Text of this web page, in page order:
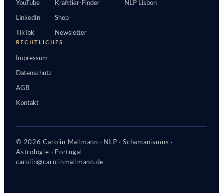
YouTube
LinkedIn
TikTok
Krafttier-Finder
Shop
Newsletter
NLP Lisbon
RECHTLICHES
Impressum
Datenschutz
AGB
Kontakt
© 2026 Carolin Mallmann · NLP · Schamanismus ·
Astrologie · Portugal
carolin@carolinmallmann.de